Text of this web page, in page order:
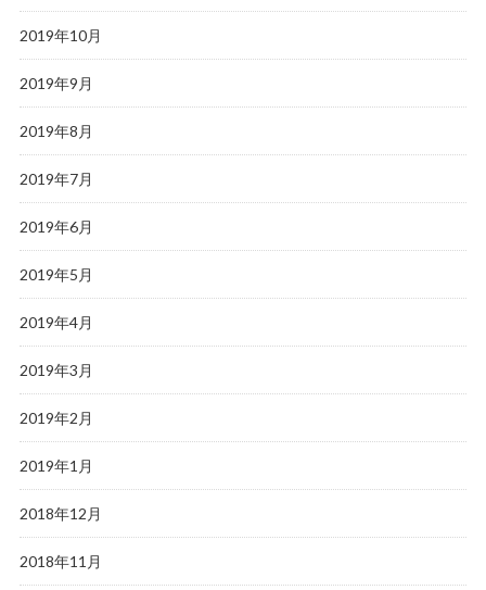
2019年10月
2019年9月
2019年8月
2019年7月
2019年6月
2019年5月
2019年4月
2019年3月
2019年2月
2019年1月
2018年12月
2018年11月